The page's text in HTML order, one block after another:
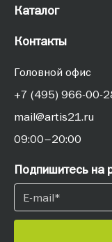
Каталог
Контакты
Головной офис
+7 (495) 966-00-
mail@artis21.ru
09:00–20:00
Подпишитесь на